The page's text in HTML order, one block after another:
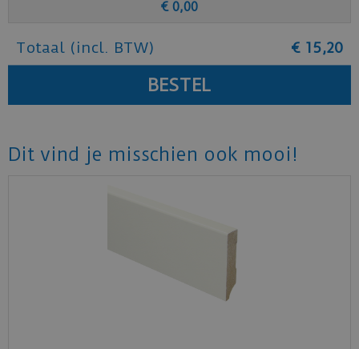
€ 0,00
Totaal (incl. BTW) € 15,20
Dit vind je misschien ook mooi!